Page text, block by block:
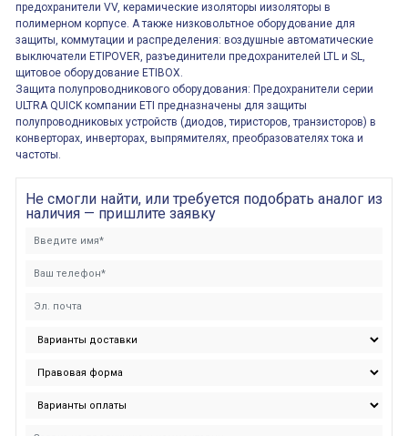
предохранители VV, керамические изоляторы иизоляторы в
полимерном корпусе. А также низковольтное оборудование для
защиты, коммутации и распределения: воздушные автоматические
выключатели ETIPOVER, разъединители предохранителей LTL и SL,
щитовое оборудование ETIBOX.
Защита полупроводникового оборудования: Предохранители серии
ULTRA QUICK компании ETI предназначены для защиты
полупроводниковых устройств (диодов, тиристоров, транзисторов) в
конверторах, инверторах, выпрямителях, преобразователях тока и
частоты.
Не смогли найти, или требуется подобрать аналог из
наличия — пришлите заявку